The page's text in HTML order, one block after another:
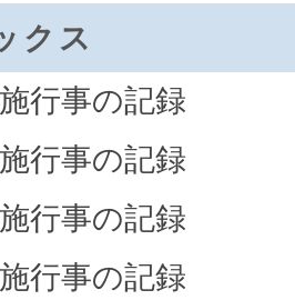
クス
行事の記録
行事の記録
行事の記録
行事の記録